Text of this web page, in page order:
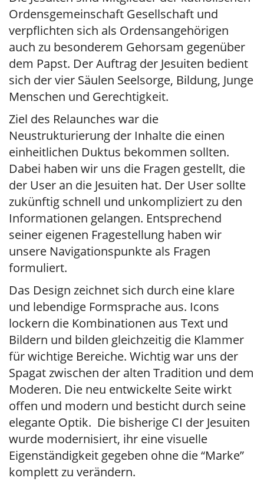
Ordensgemeinschaft Gesellschaft und
verpflichten sich als Ordensangehörigen
auch zu besonderem Gehorsam gegenüber
dem Papst. Der Auftrag der Jesuiten bedient
sich der vier Säulen Seelsorge, Bildung, Junge
Menschen und Gerechtigkeit.
Ziel des Relaunches war die
Neustrukturierung der Inhalte die einen
einheitlichen Duktus bekommen sollten.
Dabei haben wir uns die Fragen gestellt, die
der User an die Jesuiten hat. Der User sollte
zukünftig schnell und unkompliziert zu den
Informationen gelangen. Entsprechend
seiner eigenen Fragestellung haben wir
unsere Navigationspunkte als Fragen
formuliert.
Das Design zeichnet sich durch eine klare
und lebendige Formsprache aus. Icons
lockern die Kombinationen aus Text und
Bildern und bilden gleichzeitig die Klammer
für wichtige Bereiche. Wichtig war uns der
Spagat zwischen der alten Tradition und dem
Moderen. Die neu entwickelte Seite wirkt
offen und modern und besticht durch seine
elegante Optik. Die bisherige CI der Jesuiten
wurde modernisiert, ihr eine visuelle
Eigenständigkeit gegeben ohne die “Marke”
komplett zu verändern.